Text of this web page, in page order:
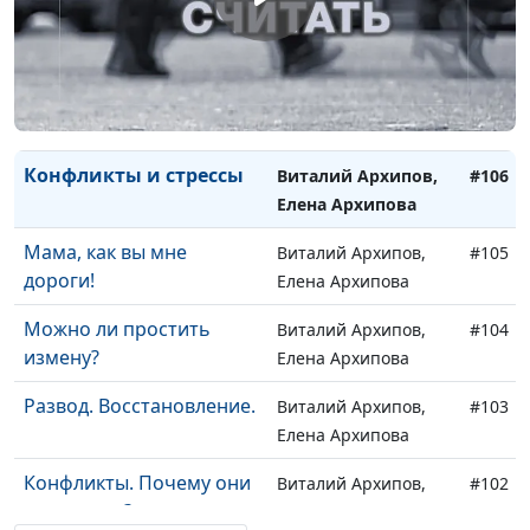
Развод и боль утраты
Виталий Архипов,
Елена Архипова
#108
Развод, кто виноват?
Виталий Архипов,
Елена Архипова
#107
Конфликты и стрессы
Виталий Архипов,
Елена Архипова
#106
Мама, как вы мне
дороги!
Виталий Архипов,
Елена Архипова
#105
Можно ли простить
измену?
Виталий Архипов,
Елена Архипова
#104
Развод. Восстановление.
Виталий Архипов,
Елена Архипова
#103
Конфликты. Почему они
возникают?
Виталий Архипов,
#102